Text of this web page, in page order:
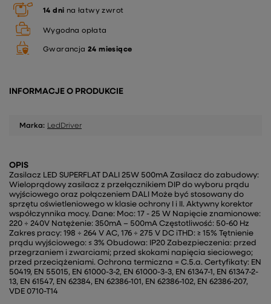
14 dni na łatwy zwrot
Wygodna opłata
Gwarancja 24 miesiące
INFORMACJE O PRODUKCIE
Marka: LedDriver
OPIS
Zasilacz LED SUPERFLAT DALI 25W 500mA Zasilacz do zabudowy:
Wieloprądowy zasilacz z przełącznikiem DIP do wyboru prądu
wyjściowego oraz połączeniem DALI Może być stosowany do
sprzętu oświetleniowego w klasie ochrony I i II. Aktywny korektor
współczynnika mocy. Dane: Moc: 17 - 25 W Napięcie znamionowe:
220 ÷ 240V Natężenie: 350mA – 500mA Częstotliwość: 50-60 Hz
Zakres pracy: 198 ÷ 264 V AC, 176 ÷ 275 V DC iTHD: ≥ 15% Tętnienie
prądu wyjściowego: ≤ 3% Obudowa: IP20 Zabezpieczenia: przed
przegrzaniem i zwarciami; przed skokami napięcia sieciowego;
przed przeciążeniami. Ochrona termiczna = C.5.a. Certyfikaty: EN
50419, EN 55015, EN 61000-3-2, EN 61000-3-3, EN 61347-1, EN 61347-2-
13, EN 61547, EN 62384, EN 62386-101, EN 62386-102, EN 62386-207,
VDE 0710-T14